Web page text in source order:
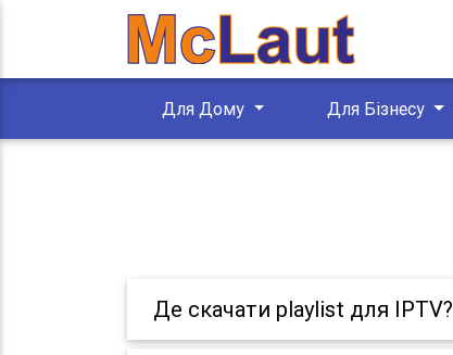
Для Дому Для Бізнесу
Де скачати playlist для IPTV?